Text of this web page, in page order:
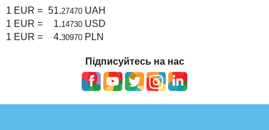
1 EUR = 51.27470 UAH
1 EUR =
1.14730 USD
1 EUR =
4.30970 PLN
Підписуйтесь на нас